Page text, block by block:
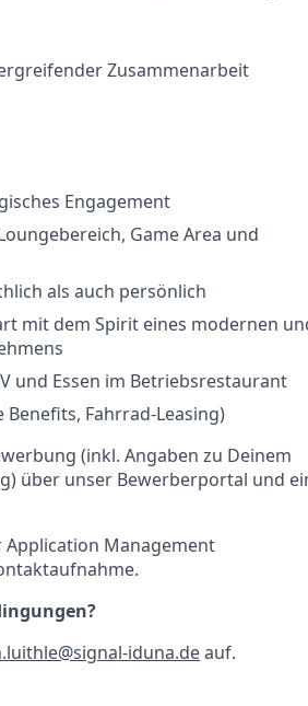
Zusammenarbeit
Engagement
Game Area und
als auch persönlich
mit dem Spirit eines modernen
und Essen im Betriebsrestaurant
Fahrrad-Leasing)
(inkl. Angaben zu Deinem
über unser Bewerberportal und
Application Management
iduna.deauf.